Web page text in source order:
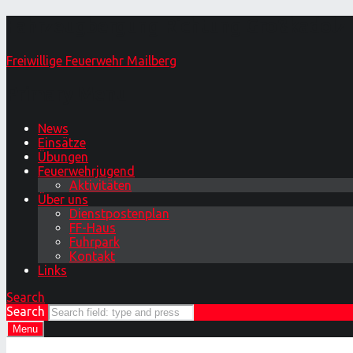
Freiwillige Feuerwehr Mailberg
News
Einsätze
Übungen
Feuerwehrjugend
Aktivitäten
Über uns
Dienstpostenplan
FF-Haus
Fuhrpark
Kontakt
Links
Search
Search
Menu